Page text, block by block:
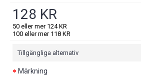
128 KR
50 eller mer 124 KR
100 eller mer 118 KR
Tillgängliga alternativ
Märkning